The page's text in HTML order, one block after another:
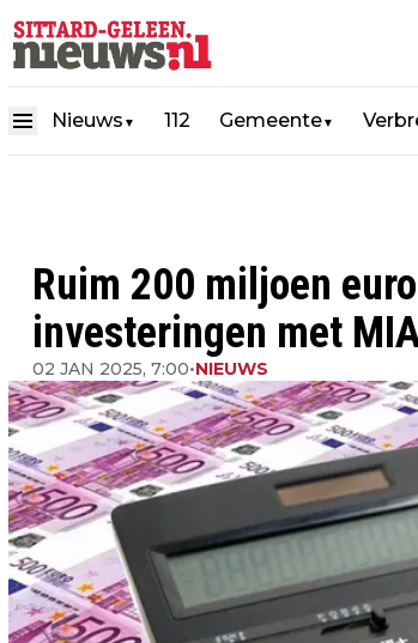
Nieuws ▼ 112 Gemeente▼
Ruim 200 miljoen
investeringen met
02 JAN 2025, 7:00•NIEUWS